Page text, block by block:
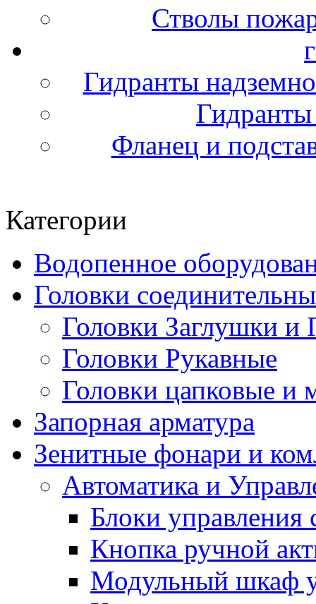
Стволы
Гидранты
Фланец и
Категории
Водопенное
Головки
Головки Заглушки и
Головки Рукавные
Головки цапковые и
Запорная арматура
Зенитные фонари и
Автоматика и
Блоки
Кнопка ручной
Модульный шкаф